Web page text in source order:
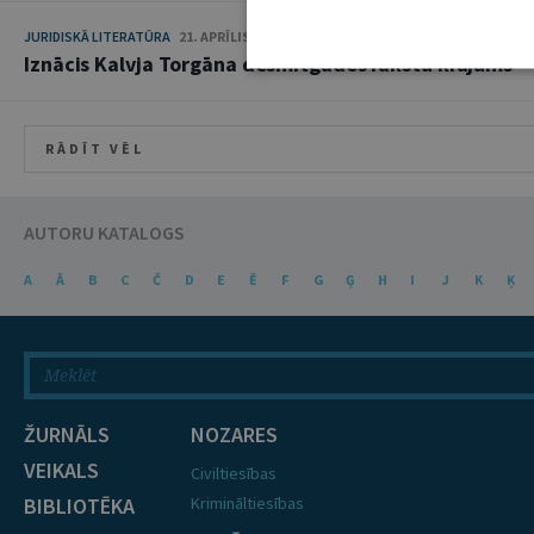
JURIDISKĀ LITERATŪRA 21. APRĪLIS 2020
Iznācis Kalvja Torgāna desmitgades rakstu krājums
RĀDĪT VĒL
AUTORU KATALOGS
A Ā B C Č D E Ē F G Ģ H I J K Ķ
ŽURNĀLS
VEIKALS
BIBLIOTĒKA
NOZARES
Civiltiesības
Krimināltiesības